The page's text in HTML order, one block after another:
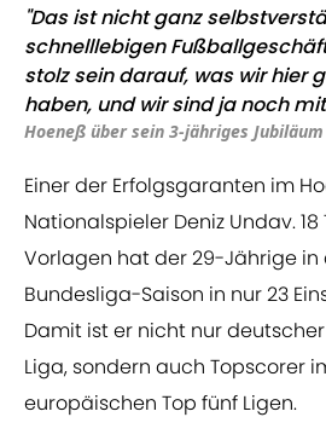
"Das ist nicht ganz
schnelllebigen
stolz sein darauf, was wir hier
haben, und wir sind ja noch
Hoeneß über sein 3-jähriges Jubiläum
Einer der Erfolgsgaranten im
Nationalspieler Deniz Undav.
Vorlagen hat der 29-Jährige in
Bundesliga-Saison in nur 23
Damit ist er nicht nur
Liga, sondern auch Topscorer
europäischen Top fünf Ligen.